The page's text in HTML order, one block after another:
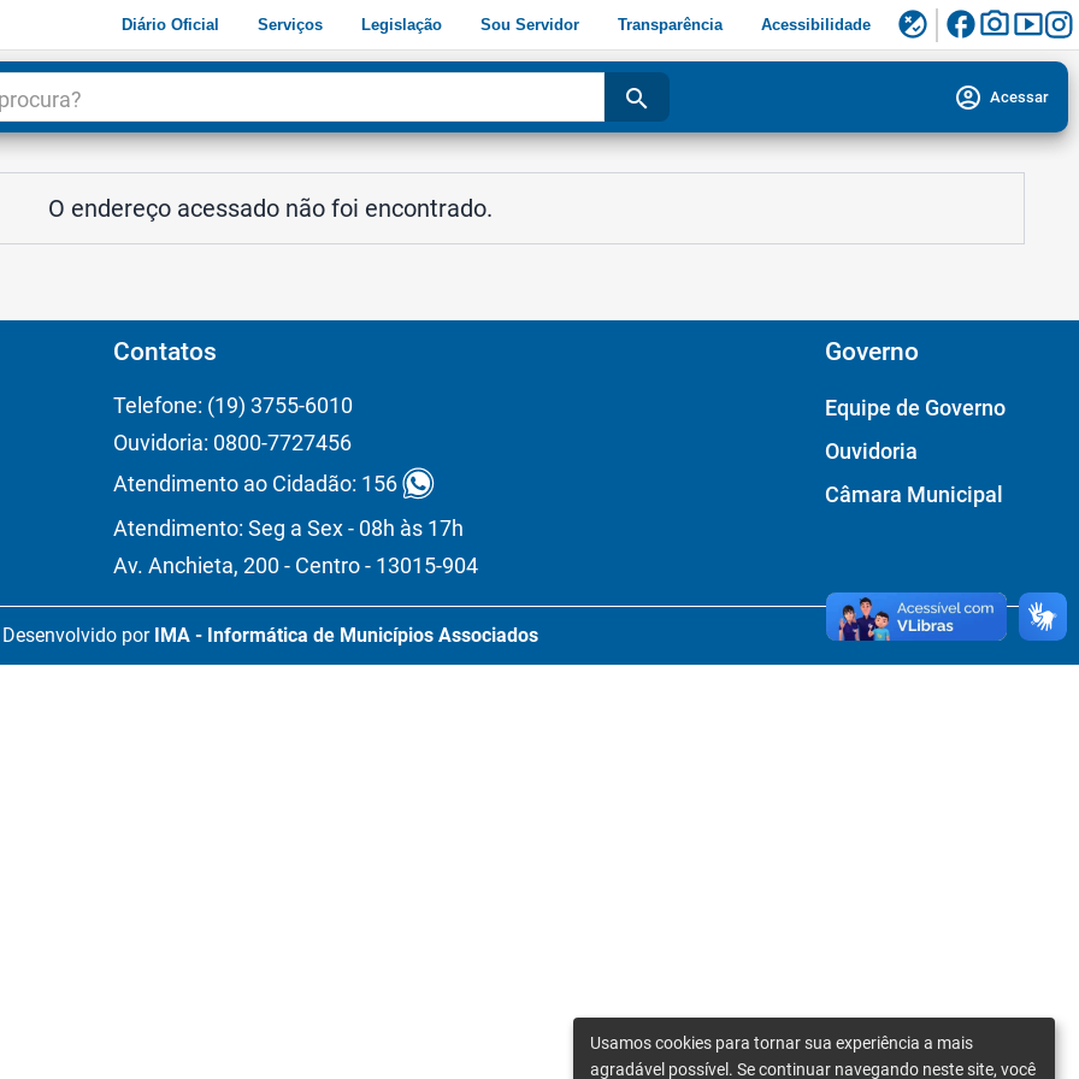
Diário Oficial Serviços Legislação Sou Servidor Transparência Acessibilidade flaky facebookphoto_camerasmart_display
search account_circle Acessar
O endereço acessado não foi encontrado.
Contatos
Telefone: (19) 3755-6010
Ouvidoria: 0800-7727456
Atendimento ao Cidadão: 156
Atendimento: Seg a Sex - 08h às 17h
Av. Anchieta, 200 - Centro - 13015-904
Governo
Equipe de Governo
Ouvidoria
Câmara Municipal
Desenvolvido por IMA - Informática de Municípios Associados
Usamos cookies para tornar sua experiência a mais
agradável possível. Se continuar navegando neste site, você